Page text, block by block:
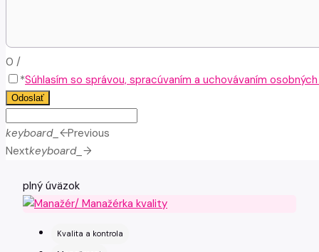
0 /
*Súhlasím so správou, spracúvaním a uchovávaním
Odoslať
keyboard_arrow_leftPrevious
Nextkeyboard_arrow_right
plný úväzok
Kvalita a kontrola